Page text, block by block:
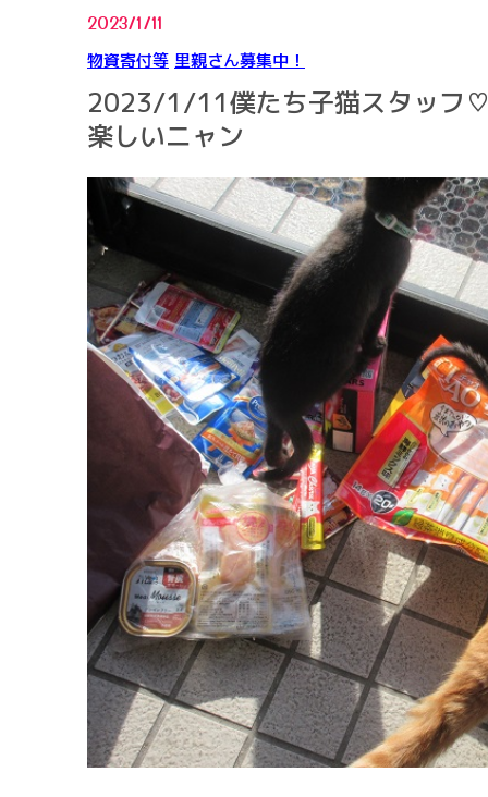
2023/1/11
物資寄付等 里親さん募集中！
2023/1/11僕たち子猫スタッフ
楽しいニャン